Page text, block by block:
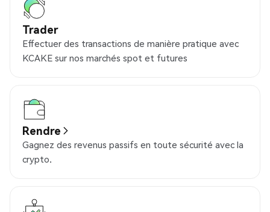
Trader
Effectuer des transactions de manière pratique avec
KCAKE sur nos marchés spot et futures
Rendre
Gagnez des revenus passifs en toute sécurité avec la
crypto.